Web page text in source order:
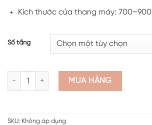
Kích thước cửa thang máy:
Số tầng
Thang máy Kone 450kg số lượng
MUA HÀNG
SKU: Không áp dụng